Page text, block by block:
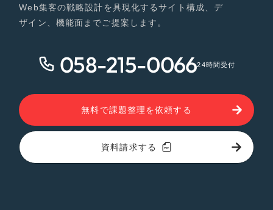
Web集客の戦略設計を具現化するサイト構成、デ
ザイン、機能面までご提案します。
058-215-006624時間受付
無料で課題整理を依頼する
資料請求する